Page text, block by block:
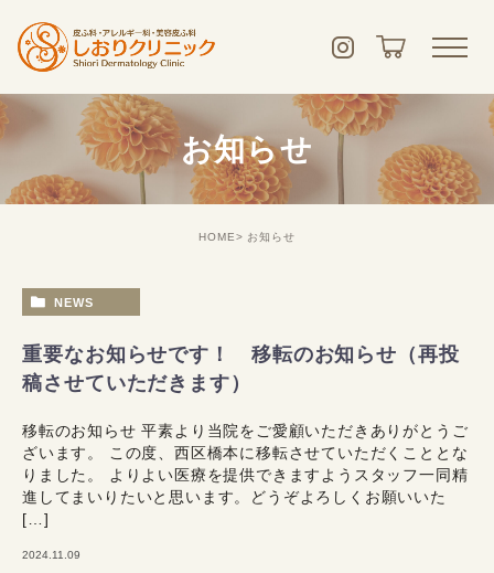
お知らせ
HOME お知らせ
NEWS
重要なお知らせです！ 移転のお知らせ（再投
稿させていただきます）
移転のお知らせ 平素より当院をご愛顧いただきありがとうご
ざいます。 この度、西区橋本に移転させていただくこととな
りました。 よりよい医療を提供できますようスタッフ一同精
進してまいりたいと思います。どうぞよろしくお願いいた
[…]
2024.11.09